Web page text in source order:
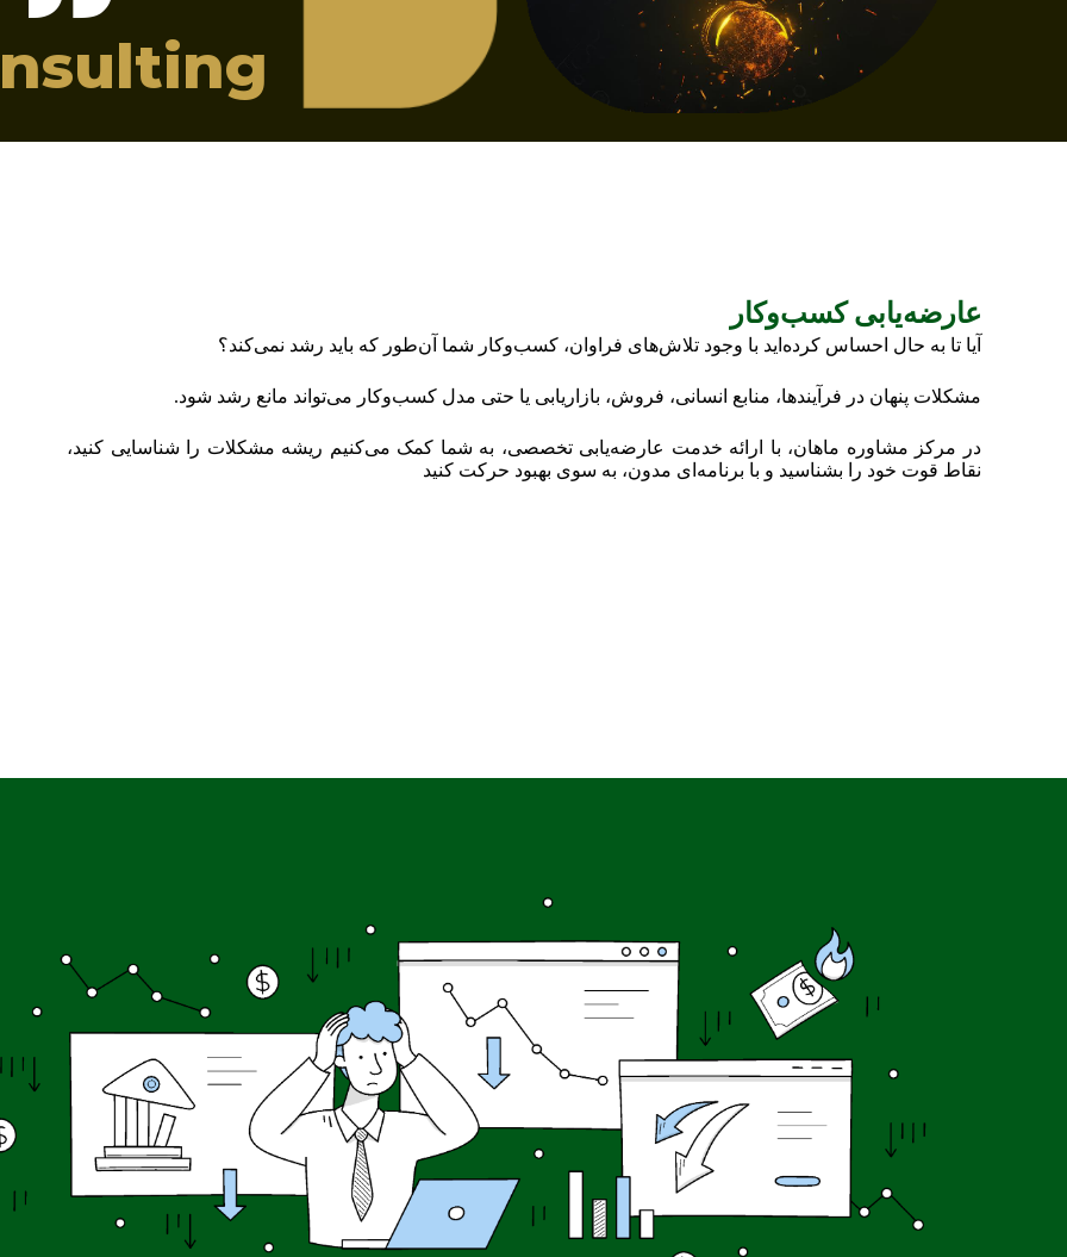
عارضه‌یابی کسب‌وکار
آیا تا به حال احساس کرده‌اید با وجود تلاش‌های فراوان، کسب‌وکار شما آن‌طور که باید رشد نمی‌کند؟
مشکلات پنهان در فرآیندها، منابع انسانی، فروش، بازاریابی یا حتی مدل کسب‌وکار می‌تواند مانع رشد شود.
در مرکز مشاوره ماهان، با ارائه خدمت عارضه‌یابی تخصصی، به شما کمک می‌کنیم ریشه مشکلات را شناسایی کنید،
نقاط قوت خود را بشناسید و با برنامه‌ای مدون، به سوی بهبود حرکت کنید